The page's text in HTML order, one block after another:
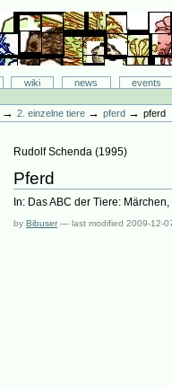
wiki news
events
→2. einzelne tiere →pferd →pferd
Rudolf Schenda (1995)
Pferd
In: Das ABC der Tiere:
byBibuser —last modified2009-12-